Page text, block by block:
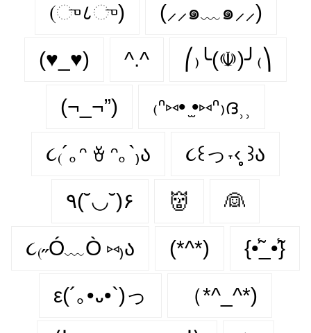
(ு८ு) (⸝⸝๑﹏๑⸝⸝)
(♥_♥) ^.^ ⎛₎╰(☫)╯₍⎞
(¬_¬”) ₍ᐢ⑅• ̫•⑅ᐢ₎ദ⸒⸒
૮₍´｡ᵔ ꈊ ᵔ｡`₎ა ૮꒰っ˕‹̥̥̥ ꒱ა
٩(˘◡˘)۶ 👹 👰
૮₍˶Ó﹏Ò ⑅₎ა (*^*) {•̃̾_•̃̾}
ε(´｡•᎑•`)っ （*^_^*)